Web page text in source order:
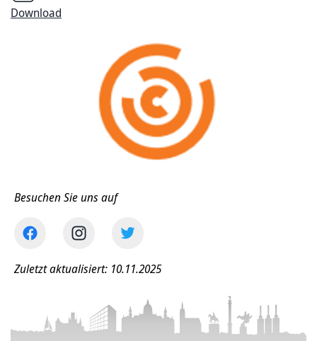
Download
Besuchen Sie uns auf
Zuletzt aktualisiert: 10.11.2025